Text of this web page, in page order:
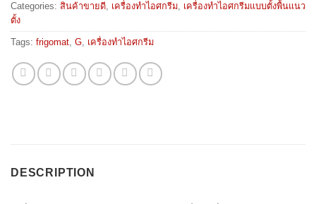
Categories: สินค้าขายดี, เครื่องทำไอศกรีม, เครื่องทำไอศกรีมแบบตั้งพื้นแนว
ตั้ง
Tags: frigomat, G, เครื่องทำไอศกรีม
DESCRIPTION